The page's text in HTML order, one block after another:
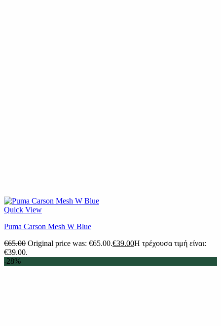
Quick View
Puma Carson Mesh W Blue
€65.00 Original price was: €65.00.€39.00Η τρέχουσα τιμή είναι:
€39.00.
-28%